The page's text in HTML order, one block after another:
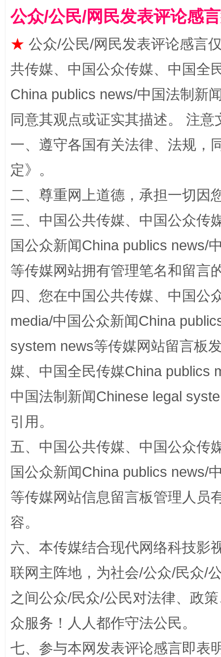
揭批美国五大"原罪" "炒
解纷+调解+退费，一次搞定
站台名比不上好声名
漫山遍野的桃花与雪山、麦地、白藏房 除
招工难、用工荒背后
公众/公民/网民发表评论感
★ 公众/公民/网民发表评论感言
共传媒、中国公众传媒、中国全
China publics news/中国法制新
同意其观点或证实其描述。 注
一、遵守各国有关法律、法规，
定》。
二、尊重网上道德，承担一切因
三、中国公共传媒、中国公众传
国公众新闻China publics news/
等传媒网站拥有管理笔名和留言
四、您在中国公共传媒、中国公
media/中国公众新闻China
system news等传媒网站留言板
媒、中国全民传媒China publics
中国法制新闻Chinese legal
引用。
五、中国公共传媒、中国公众传
国公众新闻China publics news/
等传媒网站信息留言板管理人员
容。
六、本传媒结合现代网络科技影
联网主阵地，为社会/公众/民众/
之间公众/民众/公民对法律、政
众服务！人人都作守法公民。
七、参与本网发表评论感言即表